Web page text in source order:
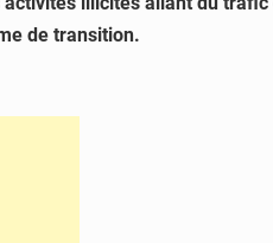
de transition.